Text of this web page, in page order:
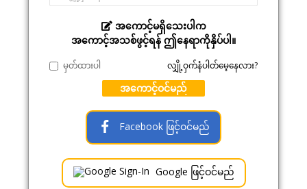
အကောင့်မရှိသေးပါက
အကောင့်အသစ်ဖွင့်ရန် ဤနေရာကိုနှိပ်ပါ။
မှတ်ထားပါ လျှို့ဝှက်နံပါတ်မေ့နေလား?
အကောင့်ဝင်မည်
Facebook ဖြင့်ဝင်မည်
Google ဖြင့်ဝင်မည်